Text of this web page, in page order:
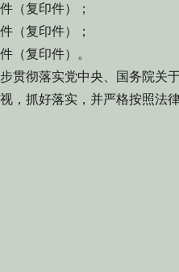
（复印件）；
（复印件）；
复印件）。
彻落实党中央、国务院关于
，抓好落实，并严格按照法